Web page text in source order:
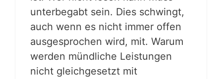
unterbegabt sein. Dies schwingt,
auch wenn es nicht immer offen
ausgesprochen wird, mit. Warum
werden mündliche Leistungen
nicht gleichgesetzt mit